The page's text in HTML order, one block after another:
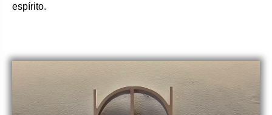
espírito.